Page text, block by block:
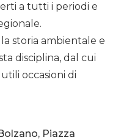
a tutti i periodi e
storia ambientale e
disciplina, dal cui
occasioni di
Piazza